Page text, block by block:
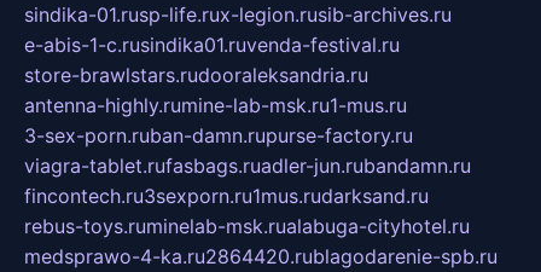
sindika-01.rusp-life.rux-legion.rusib-archives.ru
e-abis-1-c.rusindika01.ruvenda-festival.ru
store-brawlstars.rudooraleksandria.ru
antenna-highly.rumine-lab-msk.ru1-mus.ru
3-sex-porn.ruban-damn.rupurse-factory.ru
viagra-tablet.rufasbags.ruadler-jun.rubandamn.ru
fincontech.ru3sexporn.ru1mus.rudarksand.ru
rebus-toys.ruminelab-msk.rualabuga-cityhotel.ru
medsprawo-4-ka.ru2864420.rublagodarenie-spb.ru